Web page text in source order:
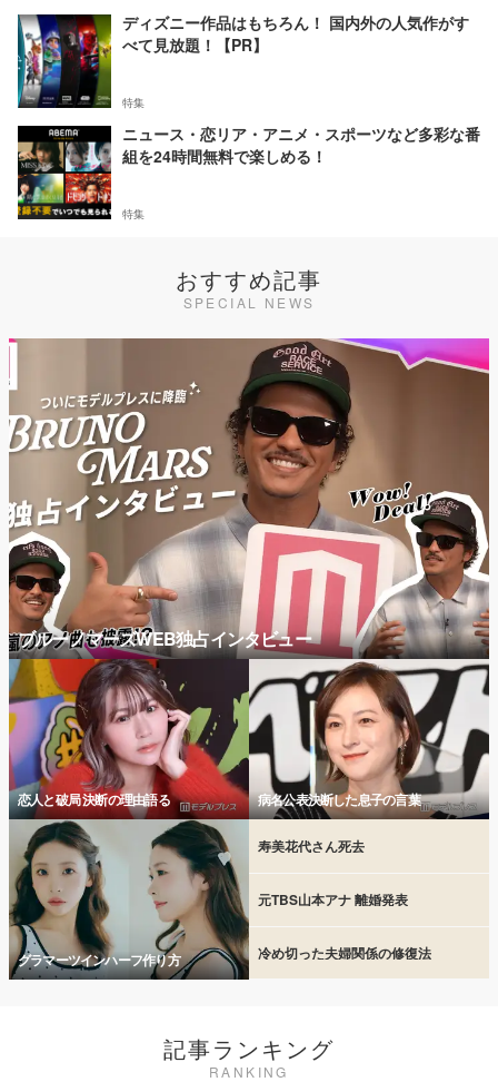
ディズニー作品はもちろん！ 国内外の人気作がす
べて見放題！【PR】
特集
ニュース・恋リア・アニメ・スポーツなど多彩な番
組を24時間無料で楽しめる！
特集
おすすめ記事
SPECIAL NEWS
ブルーノマーズWEB独占インタビュー
恋人と破局 決断の理由語る 病名公表決断した息子の言葉
グラマーツインハーフ作り方
寿美花代さん死去
元TBS山本アナ 離婚発表
冷め切った夫婦関係の修復法
記事ランキング
RANKING